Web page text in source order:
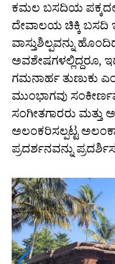
ಕಮಲ ಬಸದಿಯ
ದೇವಾಲಯ ಚಿಕ್ಕಿ ಬಸದಿ
ವಾಸ್ತುಶಿಲ್ಪವನ್ನು
ಅವಶೇಷಗಳಲ್ಲಿದ್ದರೂ,
ಗಮನಾರ್ಹ ತುಣುಕು
ಮುಂಭಾಗವು
ಸಂಗೀತಗಾರರು ಮತ್ತು
ಅಲಂಕರಿಸಲ್ಪಟ್ಟ
ಪ್ರದರ್ಶನವನ್ನು